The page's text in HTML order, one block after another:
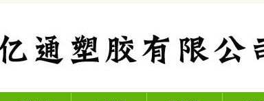
专业生产高压氧气管、